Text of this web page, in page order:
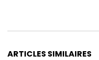
ARTICLES SIMILAIRES